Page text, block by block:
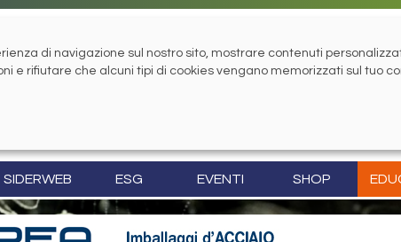
SIDERWEB ESG EVENTI SHOP
di navigazione sul nostro sito, mostrare contenuti
e rifiutare che alcuni tipi di cookies vengano memorizzati sul tuo